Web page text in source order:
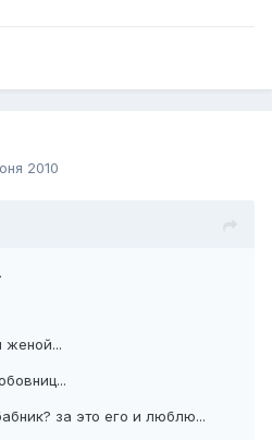
2010
женой...
за это его и люблю...